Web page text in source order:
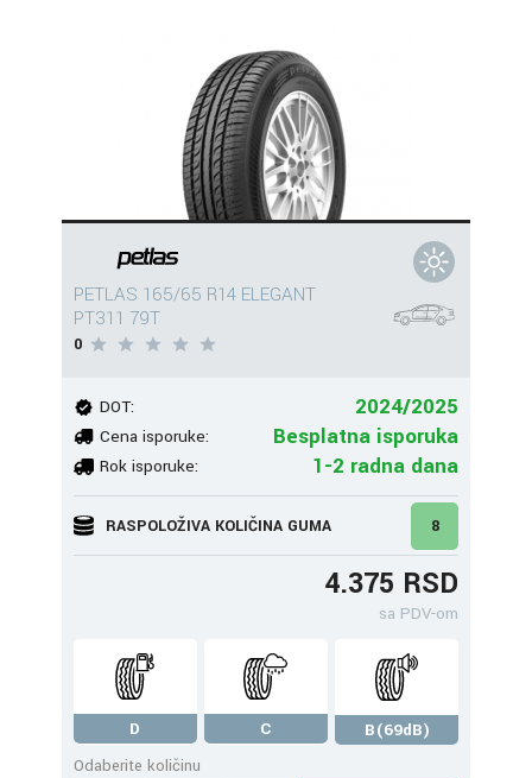
PETLAS 165/65 R14 ELEGANT
PT311 79T
0
DOT: 2024/2025
Cena isporuke: Besplatna isporuka
Rok isporuke: 1-2 radna dana
RASPOLOŽIVA KOLIČINA GUMA 8
4.375 RSD
sa PDV-om
D C
B(69dB)
Odaberite količinu